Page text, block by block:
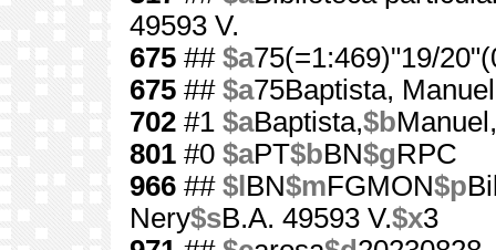
49593 V.
675 ## $a75(=1:469)"19/
675 ## $a75Baptista,
702 #1 $aBaptista,$bManuel,
801 #0 $aPT$bBN$gRPC
966 ## $l BN$mFGMON$p
Nery$sB.A. 49593 V.$x3